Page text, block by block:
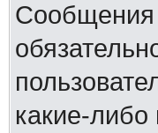
Сообщения
какие-либо